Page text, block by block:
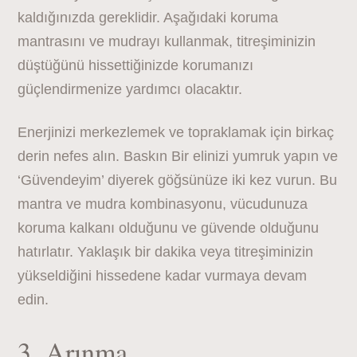
kaldığınızda gereklidir. Aşağıdaki koruma
mantrasını ve mudrayı kullanmak, titreşiminizin
düştüğünü hissettiğinizde korumanızı
güçlendirmenize yardımcı olacaktır.
Enerjinizi merkezlemek ve topraklamak için birkaç
derin nefes alın. Baskın Bir elinizi yumruk yapın ve
‘Güvendeyim’ diyerek göğsünüze iki kez vurun. Bu
mantra ve mudra kombinasyonu, vücudunuza
koruma kalkanı olduğunu ve güvende olduğunu
hatırlatır. Yaklaşık bir dakika veya titreşiminizin
yükseldiğini hissedene kadar vurmaya devam
edin.